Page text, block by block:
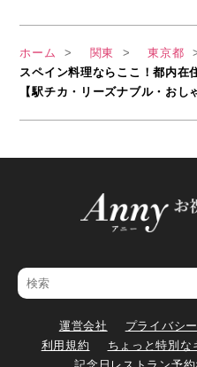
ホーム 関東 東京都
スペイン料理ならここ！都内在
【駅チカ・リーズナブル・おし
運営会社 プライバシ
利用規約
ちょっと特別